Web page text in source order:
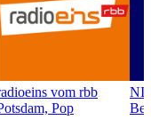
vom rbb
Pop